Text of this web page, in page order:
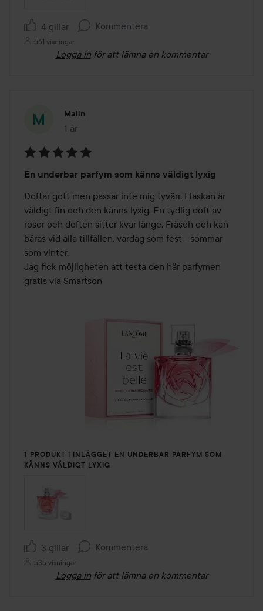
4 gillar Kommentera
561 visningar
Logga in för att lämna en kommentar
Malin
1 år
Inlägget skapades 1 år
5
av
5
En underbar parfym som känns väldigt lyxig
Doftar gott men passar inte mig tyvärr. Flaskan är
väldigt fin och den känns lyxig. En tydlig doft av
rosor och doften sitter kvar länge. Fräsch och kan
bäras vid alla tillfällen, vardag som fest - sommar
som vinter.
Jag fick möjligheten att testa den här parfymen
gratis via Smartson
1 PRODUKT I INLÄGGET EN UNDERBAR PARFYM SOM
KÄNNS VÄLDIGT LYXIG
3 gillar Kommentera
535 visningar
Logga in för att lämna en kommentar